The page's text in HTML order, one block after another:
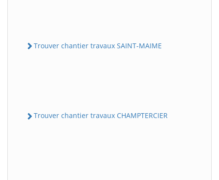
Trouver chantier travaux SAINT-MAIME
Trouver chantier travaux CHAMPTERCIER